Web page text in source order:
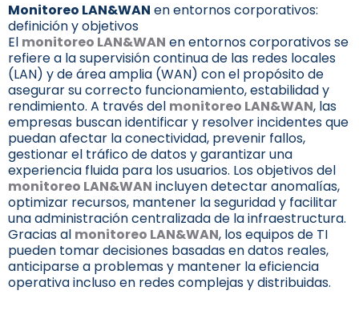
Monitoreo LAN&WAN en entornos corporativos:
definición y objetivos
El monitoreo LAN&WAN en entornos corporativos se
refiere a la supervisión continua de las redes locales
(LAN) y de área amplia (WAN) con el propósito de
asegurar su correcto funcionamiento, estabilidad y
rendimiento. A través del monitoreo LAN&WAN, las
empresas buscan identificar y resolver incidentes que
puedan afectar la conectividad, prevenir fallos,
gestionar el tráfico de datos y garantizar una
experiencia fluida para los usuarios. Los objetivos del
monitoreo LAN&WAN incluyen detectar anomalías,
optimizar recursos, mantener la seguridad y facilitar
una administración centralizada de la infraestructura.
Gracias al monitoreo LAN&WAN, los equipos de TI
pueden tomar decisiones basadas en datos reales,
anticiparse a problemas y mantener la eficiencia
operativa incluso en redes complejas y distribuidas.